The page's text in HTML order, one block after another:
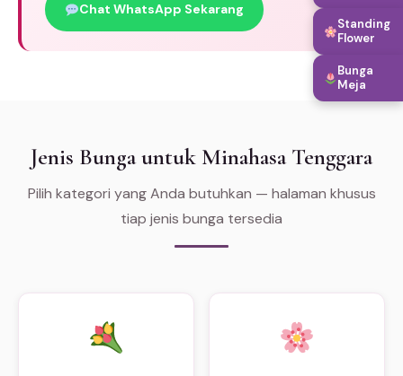
Chat WhatsApp Sekarang
Jenis Bunga untuk Minahasa Tenggara
Pilih kategori yang Anda butuhkan — halaman khusus
tiap jenis bunga tersedia
Standing
Flower
Bunga
Meja